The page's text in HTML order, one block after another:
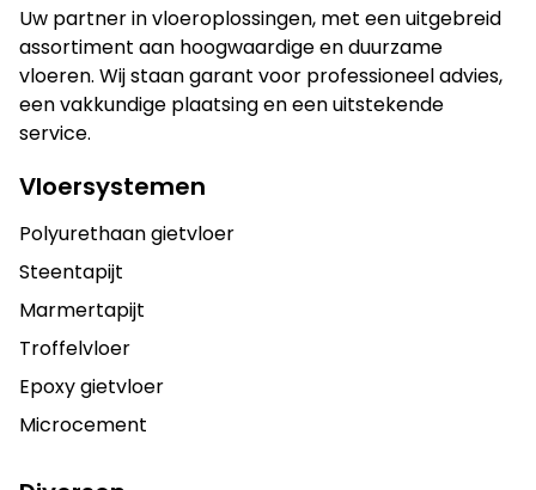
Uw partner in vloeroplossingen, met een uitgebreid
assortiment aan hoogwaardige en duurzame
vloeren. Wij staan garant voor professioneel advies,
een vakkundige plaatsing en een uitstekende
service.
Vloersystemen
Polyurethaan gietvloer
Steentapijt
Marmertapijt
Troffelvloer
Epoxy gietvloer
Microcement